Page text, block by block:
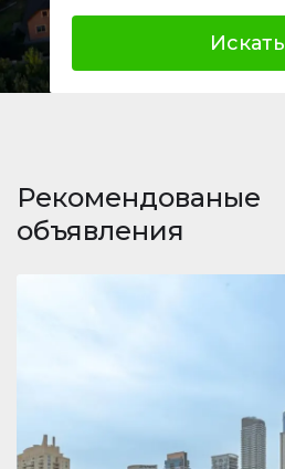
Искать
Рекомендованые
объявления